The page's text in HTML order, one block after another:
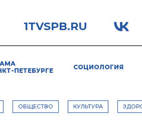
1TVSPB.RU
ПЕТЕБУРГЕ
СОЦИОЛОГИЯ
ОБЩЕСТВО КУЛЬТУРА